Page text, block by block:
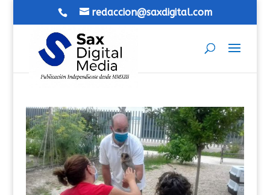
redaccion@saxdigital.com